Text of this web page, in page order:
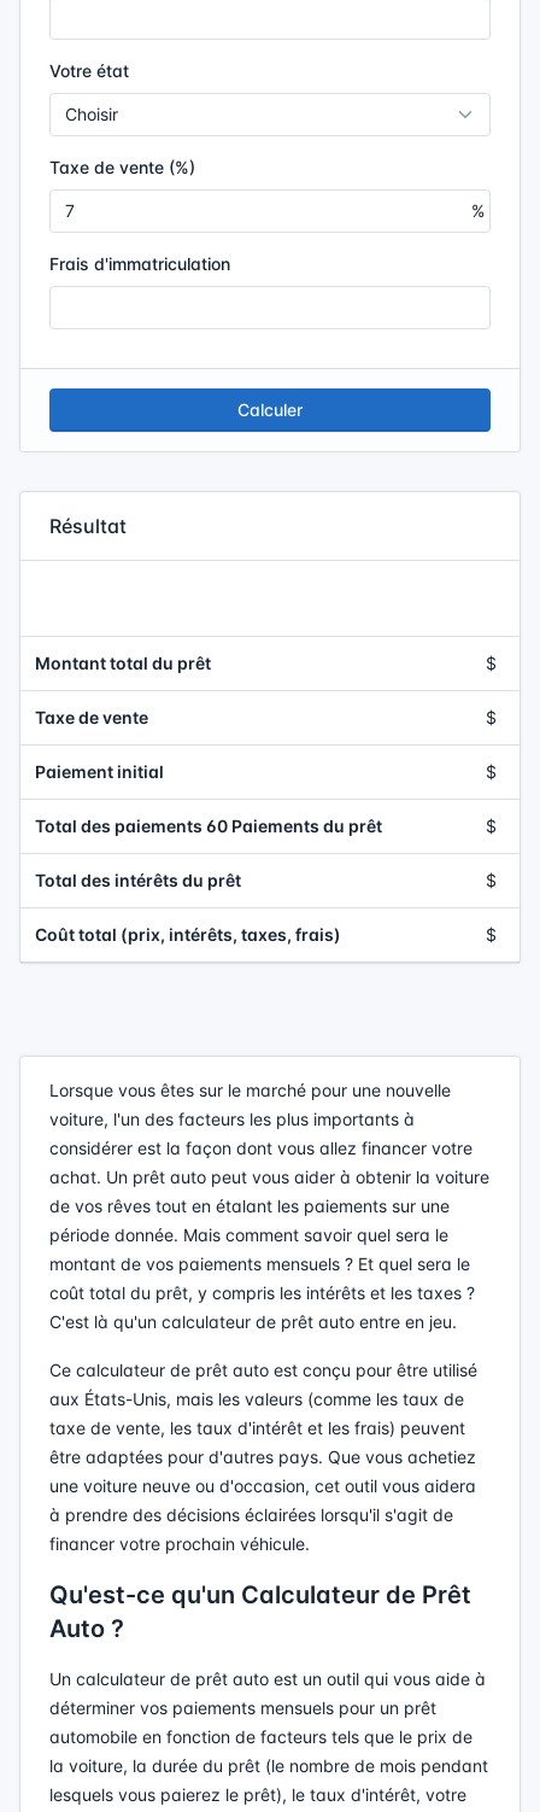
Votre état
Taxe de vente (%)
Frais d'immatriculation
Calculer
Résultat
Montant total du prêt $
Taxe de vente $
Paiement initial $
Total des paiements 60 Paiements du prêt $
Total des intérêts du prêt $
Coût total (prix, intérêts, taxes, frais) $
Lorsque vous êtes sur le marché pour une nouvelle
voiture, l'un des facteurs les plus importants à
considérer est la façon dont vous allez financer votre
achat. Un prêt auto peut vous aider à obtenir la voiture
de vos rêves tout en étalant les paiements sur une
période donnée. Mais comment savoir quel sera le
montant de vos paiements mensuels ? Et quel sera le
coût total du prêt, y compris les intérêts et les taxes ?
C'est là qu'un calculateur de prêt auto entre en jeu.
Ce calculateur de prêt auto est conçu pour être utilisé
aux États-Unis, mais les valeurs (comme les taux de
taxe de vente, les taux d'intérêt et les frais) peuvent
être adaptées pour d'autres pays. Que vous achetiez
une voiture neuve ou d'occasion, cet outil vous aidera
à prendre des décisions éclairées lorsqu'il s'agit de
financer votre prochain véhicule.
Qu'est-ce qu'un Calculateur de Prêt
Auto ?
Un calculateur de prêt auto est un outil qui vous aide à
déterminer vos paiements mensuels pour un prêt
automobile en fonction de facteurs tels que le prix de
la voiture, la durée du prêt (le nombre de mois pendant
lesquels vous paierez le prêt), le taux d'intérêt, votre